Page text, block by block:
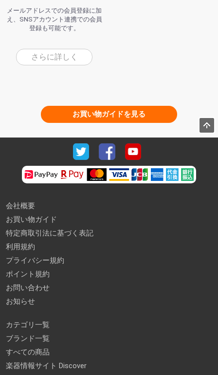
メールアドレスでの会員登録に加
え、SNSアカウント連携での会員
登録も可能です。
さらに詳しく
お買い物ガイドを見る
会社概要
お買い物ガイド
特定商取引法に基づく表記
利用規約
プライバシー規約
ポイント規約
お問い合わせ
お知らせ
カテゴリ一覧
ブランド一覧
すべての商品
楽器情報サイト Discover